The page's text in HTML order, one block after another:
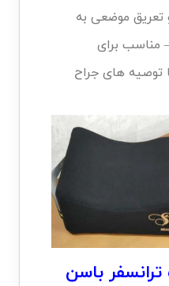
تعریق موضعی به
مناسب برای
توصیه های جراح
باسن